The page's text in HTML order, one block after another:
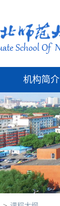
机构简介